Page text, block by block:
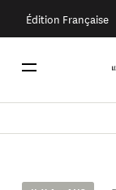
Édition Française